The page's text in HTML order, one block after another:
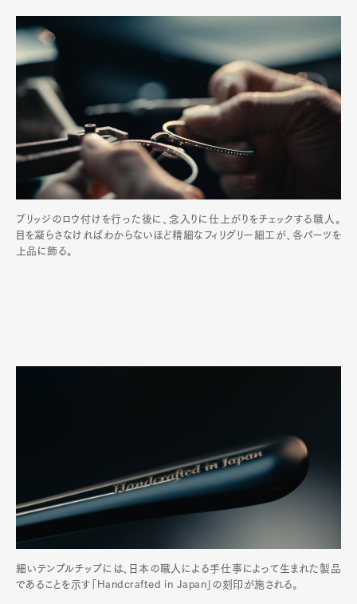
ブリッジのロウ付けを行った後に、念入りに仕上がりをチェックする職人。
目を凝らさなければわからないほど精細なフィリグリー細工が、各パーツを
上品に飾る。
細いテンプルチップには、日本の職人による手仕事によって生まれた製品
であることを示す「Handcrafted in Japan」の刻印が施される。